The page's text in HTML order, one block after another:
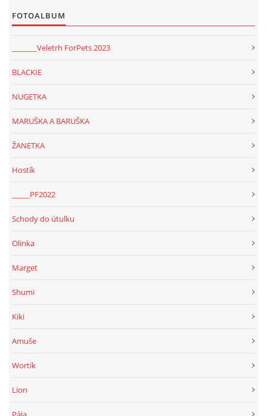
FOTOALBUM
_______Veletrh ForPets 2023
BLACKIE
NUGETKA
MARUŠKA A BARUŠKA
ŽANETKA
Hostík
_____PF2022
Schody do útulku
Olinka
Marget
Shumi
Kiki
Amuše
Wortík
Lion